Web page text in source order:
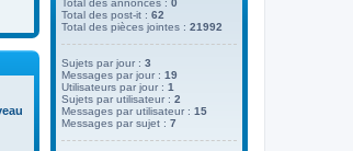
Total des annonces : 0
Total des post-it : 62
Total des pièces jointes : 21992
Sujets par jour : 3
Messages par jour : 19
Utilisateurs par jour : 1
Sujets par utilisateur : 2
Messages par utilisateur : 15
Messages par sujet : 7